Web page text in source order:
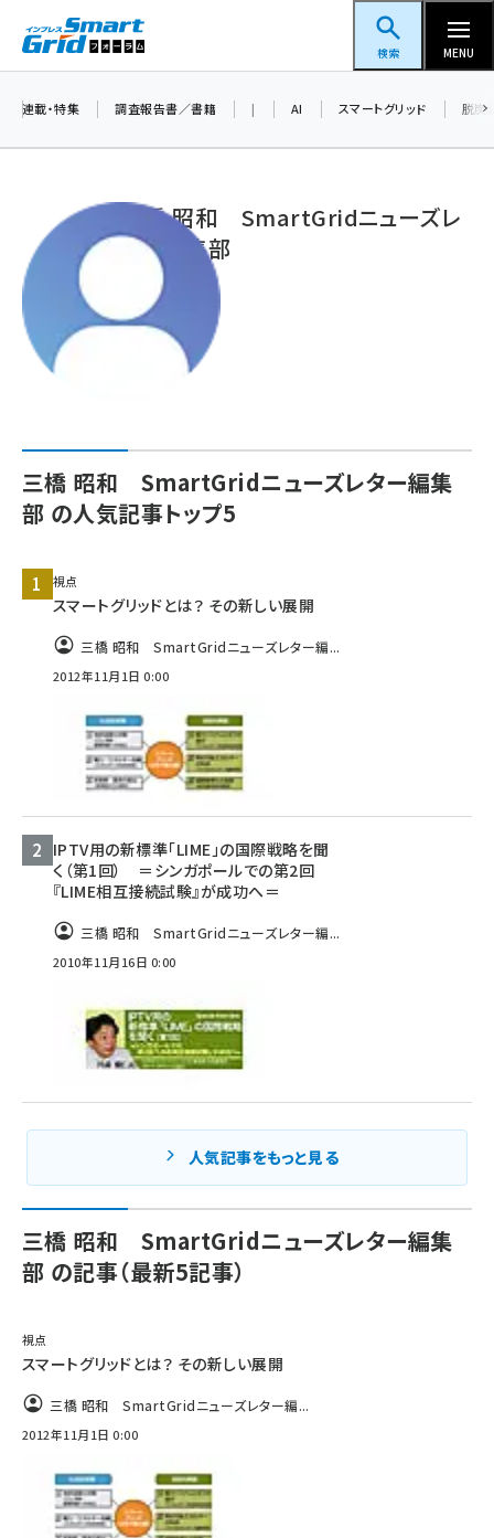
ン
スマートグリッドフォーラム
検索 MENU
蓄電池 (390)
新井 (350)
ペロブスカイト (332)
新井宏征 (286)
大串 (216)
aitras (180)
連載・特集 調査報告書／書籍 | AI スマートグリッド 脱炭
三橋 昭和 SmartGridニューズレ
ター編集部
三橋 昭和 SmartGridニューズレター編集
部 の人気記事トップ5
視点
スマートグリッドとは？ その新しい展開
三橋 昭和 SmartGridニューズレター編...
2012年11月1日 0:00
IPTV用の新標準「LIME」の国際戦略を聞
く（第1回） ＝シンガポールでの第2回
『LIME相互接続試験』が成功へ＝
三橋 昭和 SmartGridニューズレター編...
2010年11月16日 0:00
人気記事をもっと見る
三橋 昭和 SmartGridニューズレター編集
部 の記事（最新5記事）
視点
スマートグリッドとは？ その新しい展開
三橋 昭和 SmartGridニューズレター編...
2012年11月1日 0:00